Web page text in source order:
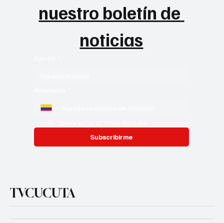
nuestro boletín de
noticias
Subscribirme
TVCUCUTA